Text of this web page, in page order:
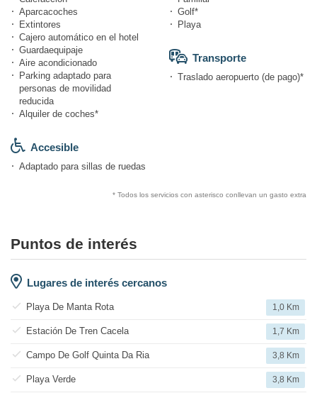
Aparcacoches
Extintores
Cajero automático en el hotel
Guardaequipaje
Aire acondicionado
Parking adaptado para
personas de movilidad
reducida
Alquiler de coches*
Accesible
Adaptado para sillas de ruedas
Golf*
Playa
Transporte
Traslado aeropuerto (de pago)*
* Todos los servicios con asterisco conllevan un gasto extra
Puntos de interés
Lugares de interés cercanos
Playa De Manta Rota 1,0 Km
Estación De Tren Cacela 1,7 Km
Campo De Golf Quinta Da Ria 3,8 Km
Playa Verde 3,8 Km